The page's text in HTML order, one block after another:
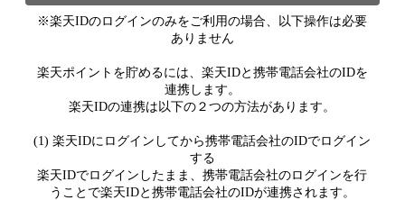
※楽天IDのログインのみをご利用の場合、以下操作は必要
ありません
楽天ポイントを貯めるには、楽天IDと携帯電話会社のIDを
連携します。
楽天IDの連携は以下の２つの方法があります。
(1) 楽天IDにログインしてから携帯電話会社のIDでログイン
する
楽天IDでログインしたまま、携帯電話会社のログインを行
うことで楽天IDと携帯電話会社のIDが連携されます。